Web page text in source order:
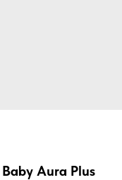
Aura Plus